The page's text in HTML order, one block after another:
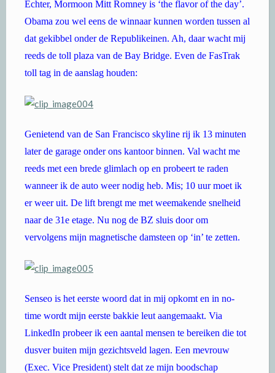
Echter, Mormoon Mitt Romney is ‘the flavor of the day’.
Obama zou wel eens de winnaar kunnen worden tussen al
dat gekibbel onder de Republikeinen. Ah, daar wacht mij
reeds de toll plaza van de Bay Bridge. Even de FasTrak
toll tag in de aanslag houden:
Genietend van de San Francisco skyline rij ik 13 minuten
later de garage onder ons kantoor binnen. Val wacht me
reeds met een brede glimlach op en probeert te raden
wanneer ik de auto weer nodig heb. Mis; 10 uur moet ik
er weer uit. De lift brengt me met weemakende snelheid
naar de 31e etage. Nu nog de BZ sluis door om
vervolgens mijn magnetische damsteen op ‘in’ te zetten.
Senseo is het eerste woord dat in mij opkomt en in no-
time wordt mijn eerste bakkie leut aangemaakt. Via
LinkedIn probeer ik een aantal mensen te bereiken die tot
dusver buiten mijn gezichtsveld lagen. Een mevrouw
(Exec. Vice President) stelt dat ze mijn boodschap